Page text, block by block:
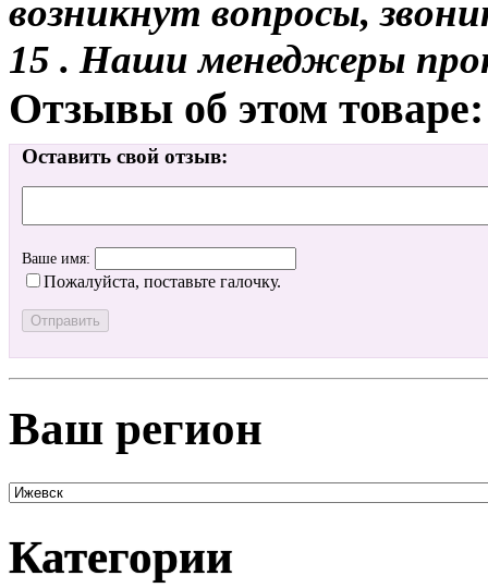
возникнут вопросы,
15 . Наши менеджеры
Отзывы об этом товаре:
Оставить свой отзыв:
Ваше имя:
Пожалуйста, поставьте галочку.
Ваш регион
Категории